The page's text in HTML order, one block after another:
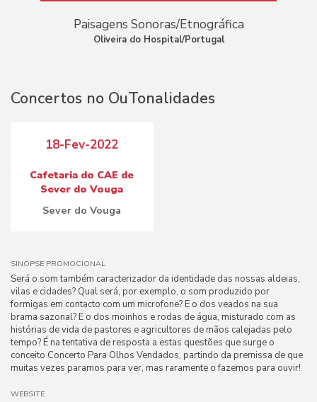
Paisagens Sonoras/Etnográfica
Oliveira do Hospital/Portugal
Concertos no OuTonalidades
18-Fev-2022
Cafetaria do CAE de
Sever do Vouga
Sever do Vouga
SINOPSE PROMOCIONAL
Será o som também caracterizador da identidade das nossas aldeias,
vilas e cidades? Qual será, por exemplo, o som produzido por
formigas em contacto com um microfone? E o dos veados na sua
brama sazonal? E o dos moinhos e rodas de água, misturado com as
histórias de vida de pastores e agricultores de mãos calejadas pelo
tempo? É na tentativa de resposta a estas questões que surge o
conceito Concerto Para Olhos Vendados, partindo da premissa de que
muitas vezes paramos para ver, mas raramente o fazemos para ouvir!
WEBSITE